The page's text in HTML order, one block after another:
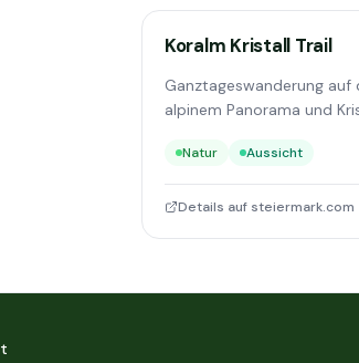
Koralm Kristall Trail
Ganztageswanderung auf
alpinem Panorama und
Natur Aussicht
Details auf steiermark.com